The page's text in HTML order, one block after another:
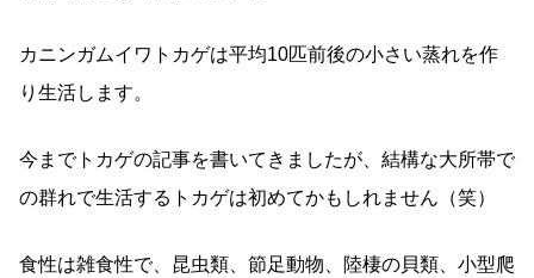
カニンガムイワトカゲは平均10匹前後の小さい蒸れを作
り生活します。
今までトカゲの記事を書いてきましたが、結構な大所帯で
の群れで生活するトカゲは初めてかもしれません（笑）
食性は雑食性で、昆虫類、節足動物、陸棲の貝類、小型爬